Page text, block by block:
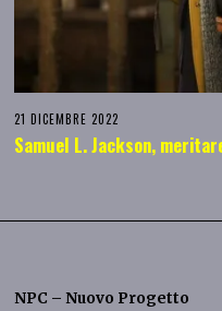
21 DICEMBRE 2022
Samuel L. Jackson,
NPC – Nuovo Progetto